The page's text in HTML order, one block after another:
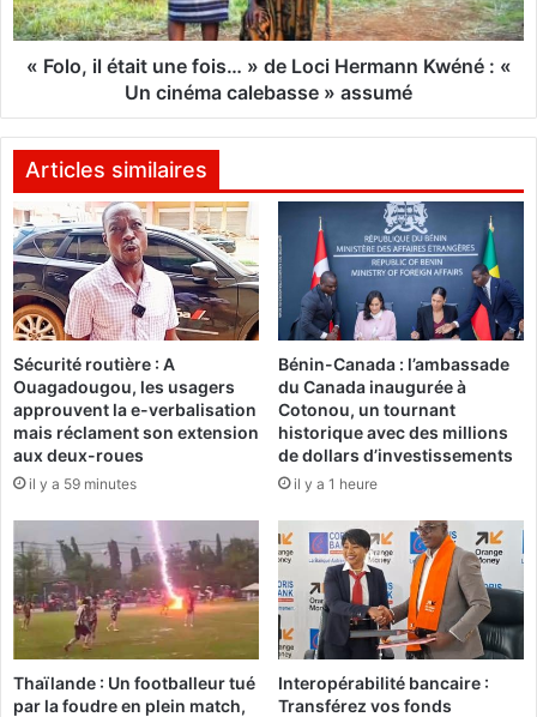
a
t
e
e
t
u
r
e
d
e
l
a
p
a
r
n
t
h
è
e
a
l
é
i
t
n
e
f
o
i
s
…
»
d
e
L
o
c
i
H
e
r
m
n
« Folo, il était une fois… » de Loci Hermann Kwéné : «
Un cinéma calebasse » assumé
Articles similaires
Sécurité routière : A
Ouagadougou, les usagers
approuvent la e-verbalisation
mais réclament son extension
aux deux-roues
il y a 59 minutes
Bénin-Canada : l’ambassade
du Canada inaugurée à
Cotonou, un tournant
historique avec des millions
de dollars d’investissements
il y a 1 heure
Thaïlande : Un footballeur tué
par la foudre en plein match,
Interopérabilité bancaire :
Transférez vos fonds